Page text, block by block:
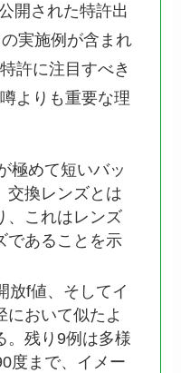
開された特許出
実施例が含まれ
許に注目すべき
よりも重要な理
極めて短いバッ
交換レンズとは
、これはレンズ
であることを示
放f値、そしてイ
において似たよ
。残り9例は多様
度まで、イメー